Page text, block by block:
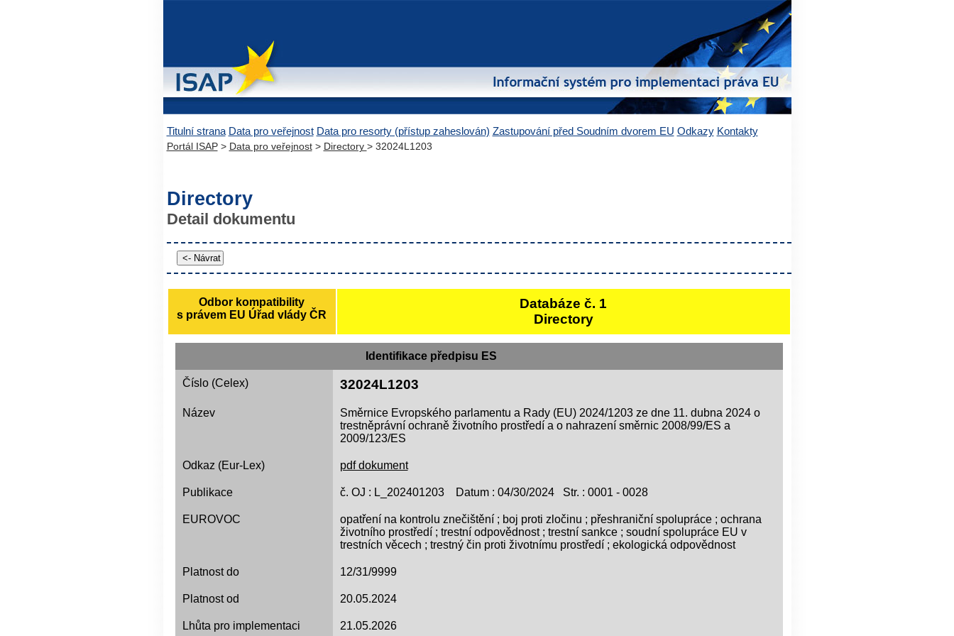
Titulní strana Data pro veřejnost Data pro resorty (přístup zaheslován) Zastupování před Soudním dvorem EU Odkazy Kontakty
Portál ISAP> Data pro veřejnost> Directory > 32024L1203
Directory
Detail dokumentu
Odbor kompatibility
s právem EU Úřad vlády ČR
Databáze č. 1
Directory
Identifikace předpisu ES
Číslo (Celex) 32024L1203
Název
Směrnice Evropského parlamentu a Rady (EU) 2024/1203 ze dne 11. dubna 2024 o
trestněprávní ochraně životního prostředí a o nahrazení směrnic 2008/99/ES a
2009/123/ES
Odkaz (Eur-Lex) pdf dokument
Publikace č. OJ : L_202401203 Datum : 04/30/2024 Str. : 0001 - 0028
EUROVOC
opatření na kontrolu znečištění ; boj proti zločinu ; přeshraniční spolupráce ; ochrana
životního prostředí ; trestní odpovědnost ; trestní sankce ; soudní spolupráce EU v
trestních věcech ; trestný čin proti životnímu prostředí ; ekologická odpovědnost
Platnost do 12/31/9999
Platnost od 20.05.2024
Lhůta pro implementaci 21.05.2026